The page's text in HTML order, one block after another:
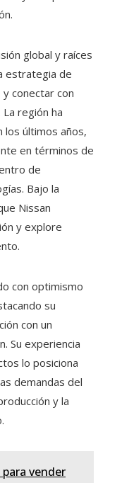
global y raíces
estrategia de
conectar con
región ha
los últimos años,
en términos de
de
Bajo la
Nissan
y explore
con optimismo
su
con un
Su experiencia
lo posiciona
demandas del
y la
vender